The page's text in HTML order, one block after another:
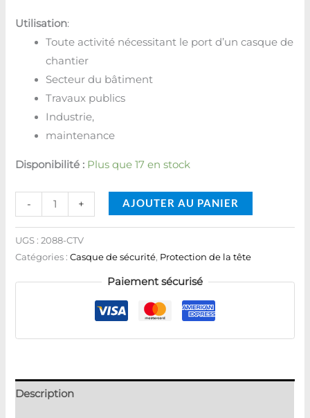
Utilisation:
Toute activité nécessitant le port d’un casque de
chantier
Secteur du bâtiment
Travaux publics
Industrie,
maintenance
Disponibilité : Plus que 17 en stock
- + AJOUTER AU PANIER
UGS :2088-CTV
Catégories :Casque de sécurité, Protection de la tête
Paiement sécurisé
Description